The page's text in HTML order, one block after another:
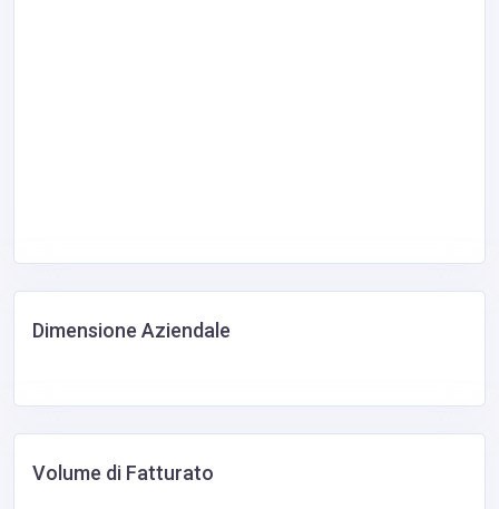
Dimensione Aziendale
Volume di Fatturato